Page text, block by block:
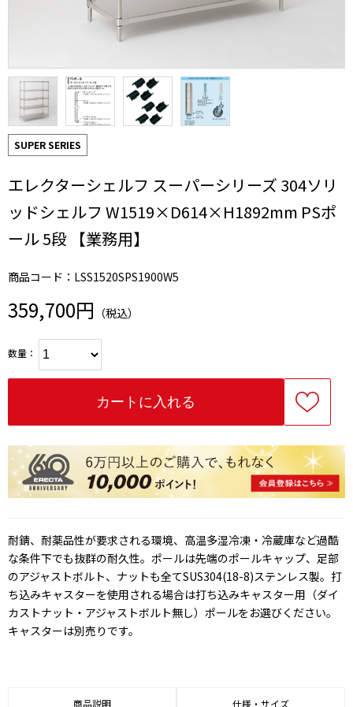
SUPER SERIES
エレクターシェルフ スーパーシリーズ 304ソリ
ッドシェルフ W1519×D614×H1892mm PSポ
ール 5段 【業務用】
商品コード：LSS1520SPS1900W5
359,700円 （税込）
数量：
耐錆、耐薬品性が要求される環境、高温多湿冷凍・冷蔵庫など過酷
な条件下でも抜群の耐久性。ポールは先端のポールキャップ、足部
のアジャストボルト、ナットも全てSUS304(18-8)ステンレス製。打
ち込みキャスターを使用される場合は打ち込みキャスター用（ダイ
カストナット・アジャストボルト無し）ポールをお選びください。
キャスターは別売りです。
商品説明 仕様・サイズ